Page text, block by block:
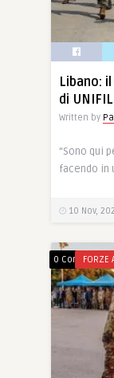
Libano:
di
Written by
“Sono qui
facendo in
10 Nov,
0 Comments
FORZE